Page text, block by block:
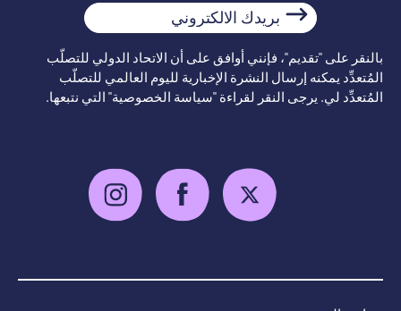
بريدك
الالكتروني
بالنقر على "تقديم"، فإنني أوافق على أن الاتحاد الدولي للتصلّب
المُتعدِّد يمكنه إرسال النشرة الإخبارية لليوم العالمي للتصلّب
المُتعدِّد لي. يرجى النقر لقراءة "سياسة الخصوصية" التي نتبعها.